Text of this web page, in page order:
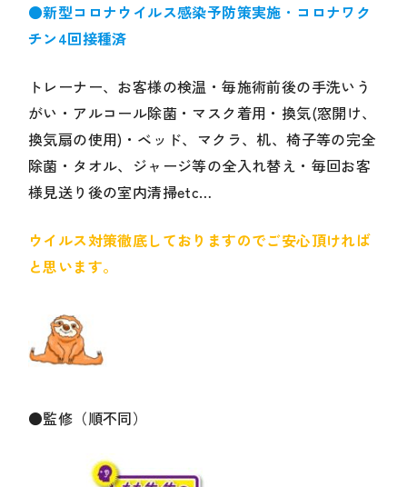
●新型コロナウイルス感染予防策実施 ・ コロナワク
チン4回接種済
トレーナー、お客様の検温・毎施術前後の手洗いう
がい・アルコール除菌・マスク着用・換気(窓開け、
換気扇の使用)・ベッド、マクラ、机、椅子等の完全
除菌・タオル、ジャージ等の全入れ替え・毎回お客
様見送り後の室内清掃etc…
ウイルス対策徹底しておりますのでご安心頂ければ
と思います。
●監修（順不同）